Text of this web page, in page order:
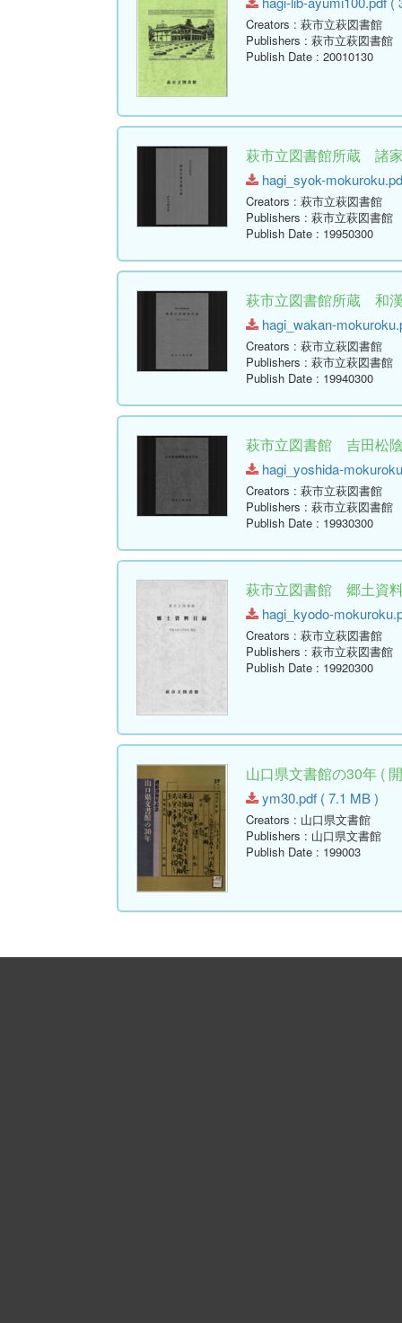
Creators : 萩市立萩図書館
Publishers : 萩市立萩図書館
Publish Date : 20010130
萩市立図書館所蔵 諸
hagi_syok-
Creators : 萩市立萩図書館
Publishers : 萩市立萩図書館
Publish Date : 19950300
萩市立図書館所蔵 和
hagi_wakan-
Creators : 萩市立萩図書館
Publishers : 萩市立萩図書館
Publish Date : 19940300
萩市立図書館 吉田松
hagi_yoshida-
Creators : 萩市立萩図書館
Publishers : 萩市立萩図書館
Publish Date : 19930300
萩市立図書館 郷土資
hagi_kyodo-
Creators : 萩市立萩図書館
Publishers : 萩市立萩図書館
Publish Date : 19920300
山口県文書館の30年 (
ym30.pdf ( 7.1 MB )
Creators : 山口県文書館
Publishers : 山口県文書館
Publish Date : 199003